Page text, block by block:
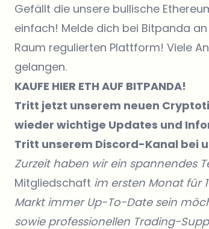
Gefällt die unsere bullische
einfach! Melde dich bei Bitpanda an
Raum regulierten Plattform! Viele
gelangen.
KAUFE HIER ETH AUF BITPANDA!
Tritt jetzt unserem neuen
wieder wichtige Updates und
Tritt unserem Discord-Kanal bei
Zurzeit haben wir ein spannendes
Mitgliedschaft im ersten Monat für
Markt immer Up-To-Date sein
sowie professionellen Trading-